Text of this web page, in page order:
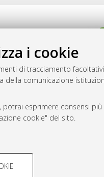
i cookie
di tracciamento
comunicazione
esprimere consensi
cookie" del sito.
TECNICI - NECESSARI